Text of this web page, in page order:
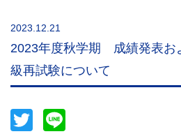
2023.12.21
2023年度秋学期 成績発表お
級再試験について
Twitter